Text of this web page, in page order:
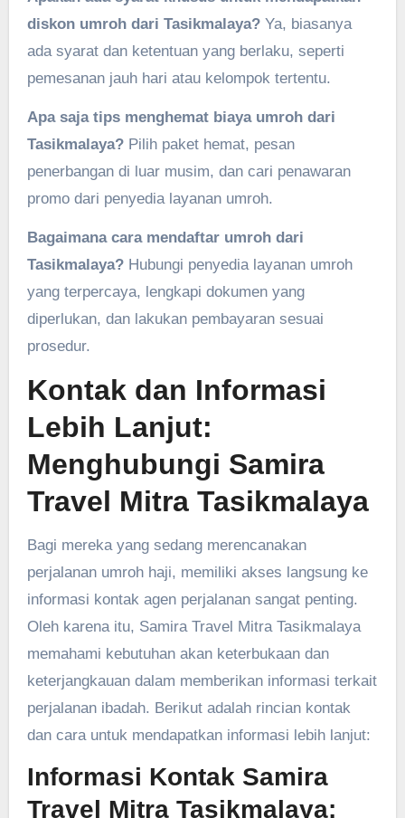
diskon umroh dari Tasikmalaya?Ya, biasanya
ada syarat dan ketentuan yang berlaku, seperti
pemesanan jauh hari atau kelompok tertentu.
Apa saja tips menghemat biaya umroh dari
Tasikmalaya?Pilih paket hemat, pesan
penerbangan di luar musim, dan cari penawaran
promo dari penyedia layanan umroh.
Bagaimana cara mendaftar umroh dari
Tasikmalaya?Hubungi penyedia layanan umroh
yang terpercaya, lengkapi dokumen yang
diperlukan, dan lakukan pembayaran sesuai
prosedur.
Kontak dan Informasi
Lebih Lanjut:
Menghubungi Samira
Travel Mitra Tasikmalaya
Bagi mereka yang sedang merencanakan
perjalanan umroh haji, memiliki akses langsung ke
informasi kontak agen perjalanan sangat penting.
Oleh karena itu, Samira Travel Mitra Tasikmalaya
memahami kebutuhan akan keterbukaan dan
keterjangkauan dalam memberikan informasi terkait
perjalanan ibadah. Berikut adalah rincian kontak
dan cara untuk mendapatkan informasi lebih lanjut:
Informasi Kontak Samira
Travel Mitra Tasikmalaya: